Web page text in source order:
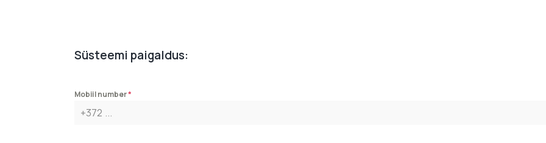
Süsteemi paigaldus:
Mobiil number*